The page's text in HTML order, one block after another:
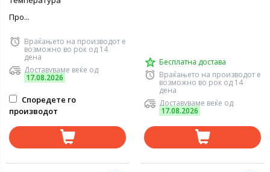
Про...
Враќањето на производот е
возможно во рок од 14
дена
Доставуваме веќе од
17.08.2026
Споредете го
производот
Бесплатна достава
Враќањето на производот е
возможно во рок од 14
дена
Доставуваме веќе од
17.08.2026